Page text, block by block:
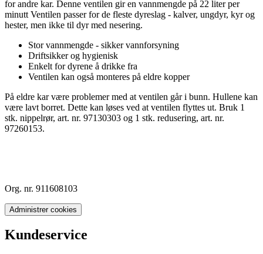
for andre kar. Denne ventilen gir en vannmengde på 22 liter per
minutt Ventilen passer for de fleste dyreslag - kalver, ungdyr, kyr og
hester, men ikke til dyr med nesering.
Stor vannmengde - sikker vannforsyning
Driftsikker og hygienisk
Enkelt for dyrene å drikke fra
Ventilen kan også monteres på eldre kopper
På eldre kar være problemer med at ventilen går i bunn. Hullene kan
være lavt borret. Dette kan løses ved at ventilen flyttes ut. Bruk 1
stk. nippelrør, art. nr. 97130303 og 1 stk. redusering, art. nr.
97260153.
Org. nr. 911608103
Administrer cookies
Kundeservice